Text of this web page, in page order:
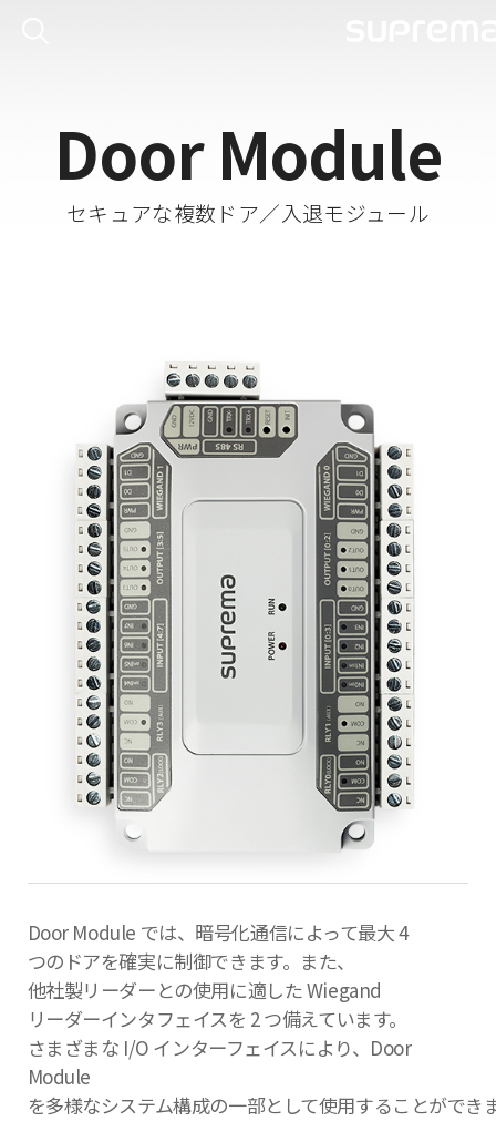
Door Module
セキュアな複数ドア／入退モジュール
Door Module では、暗号化通信によって最大 4
つのドアを確実に制御できます。また、
他社製リーダーとの使用に適した Wiegand
リーダーインタフェイスを 2 つ備えています。
さまざまな I/O インターフェイスにより、Door
Module
を多様なシステム構成の一部として使用することができ